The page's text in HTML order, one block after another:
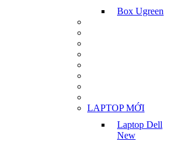
Box Ugreen
LAPTOP MỚI
Laptop Dell
New